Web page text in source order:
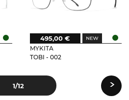
MYKITA
TOBI - 002
495,00 €
1/12 ›